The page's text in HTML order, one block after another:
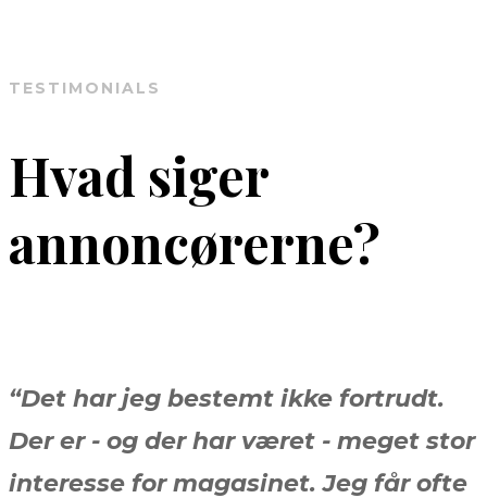
TESTIMONIALS
Hvad siger
annoncørerne?
“Det har jeg bestemt ikke fortrudt.
Der er - og der har været - meget stor
interesse for magasinet. Jeg får ofte